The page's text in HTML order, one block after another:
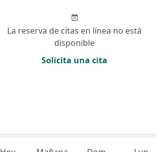
La reserva de citas en línea no está
disponible
Solicita una cita